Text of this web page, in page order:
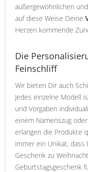
außergewöhnlichen
auf diese Weise Deine
Herzen kommende
Die
Feinschliff
Wir bieten Dir auch
Jedes einzelne Modell
und Vorgaben
einem Namenszug
erlangen die Produkte
immer ein Unikat, dass
Geschenk zu
Geburtstagsgeschenk